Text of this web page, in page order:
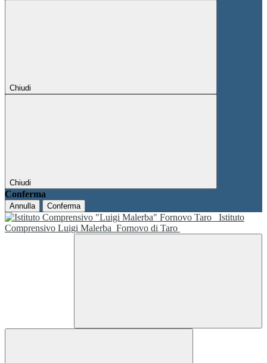
Chiudi
Chiudi
Conferma
Annulla Conferma
Istituto
Comprensivo Luigi Malerba Fornovo di Taro